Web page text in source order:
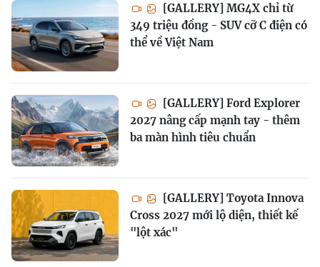
[GALLERY] MG4X chỉ từ
349 triệu đồng - SUV cỡ C điện có
thể về Việt Nam
[GALLERY] Ford Explorer
2027 nâng cấp mạnh tay - thêm
ba màn hình tiêu chuẩn
[GALLERY] Toyota Innova
Cross 2027 mới lộ diện, thiết kế
"lột xác"